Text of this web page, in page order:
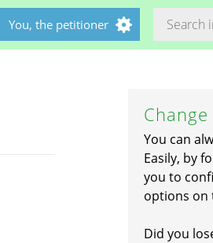
You, the petitioner
You can
Easily, by
you to
options on
Did you